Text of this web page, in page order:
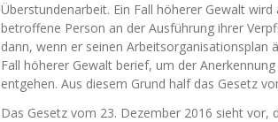
Überstundenarbeit. Ein Fall höherer Gewalt
betroffene Person an der Ausführung ihrer
dann, wenn er seinen Arbeitsorganisationsplan
Fall höherer Gewalt berief, um der
entgehen. Aus diesem Grund half das Gesetz
Das Gesetz vom 23. Dezember 2016 sieht vor,